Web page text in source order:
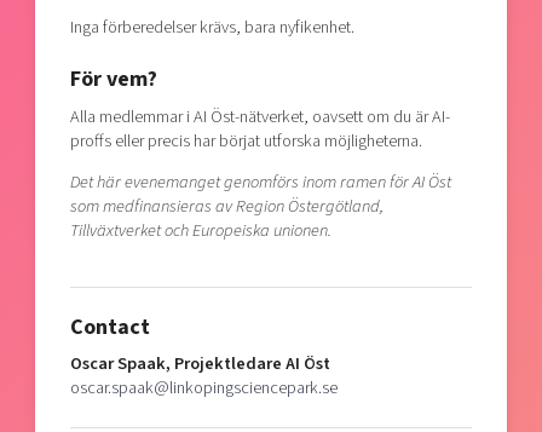
Inga förberedelser krävs, bara nyfikenhet.
För vem?
Alla medlemmar i AI Öst-nätverket, oavsett om du är AI-
proffs eller precis har börjat utforska möjligheterna.
Det här evenemanget genomförs inom ramen för AI Öst
som medfinansieras av Region Östergötland,
Tillväxtverket och Europeiska unionen.
Contact
Oscar Spaak, Projektledare AI Öst
oscar.spaak@linkopingsciencepark.se